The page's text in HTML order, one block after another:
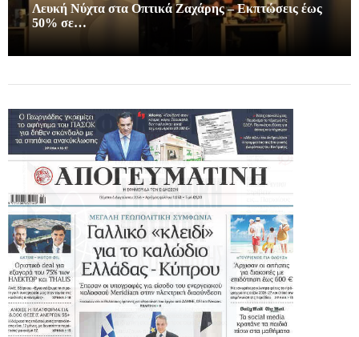
Λευκή Νύχτα στα Οπτικά Ζαχάρης – Εκπτώσεις έως
50% σε…